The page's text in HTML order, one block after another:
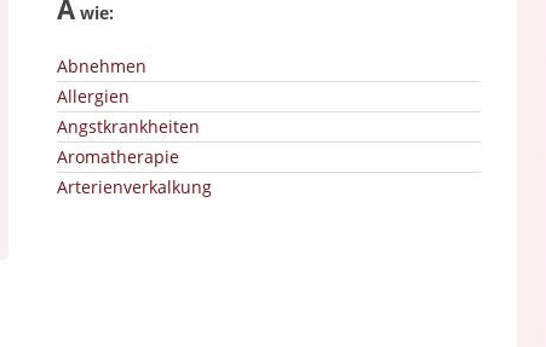
A wie:
Abnehmen
Allergien
Angstkrankheiten
Aromatherapie
Arterienverkalkung